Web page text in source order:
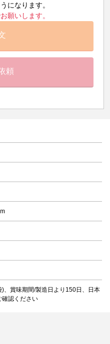
になります。
願いします。
頼
、賞味期間/製造日より150日、日本
確認ください